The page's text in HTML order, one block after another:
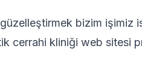
bizim işimiz
cerrahi kliniği web sitesi